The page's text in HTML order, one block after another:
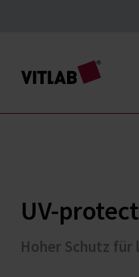
UV-protect
Hoher Schutz